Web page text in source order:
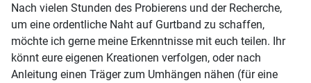
Nach vielen Stunden des Probierens und der Recherche,
um eine ordentliche Naht auf Gurtband zu schaffen,
möchte ich gerne meine Erkenntnisse mit euch teilen. Ihr
könnt eure eigenen Kreationen verfolgen, oder nach
Anleitung einen Träger zum Umhängen nähen (für eine